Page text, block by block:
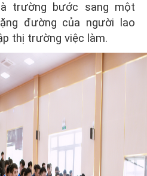
trường bước sang một
đường của người lao
thị trường việc làm.